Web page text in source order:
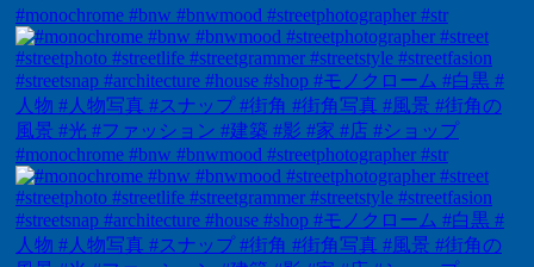
#monochrome #bnw #bnwmood #streetphotographer #str
#monochrome #bnw #bnwmood #streetphotographer #str